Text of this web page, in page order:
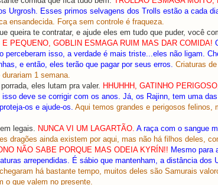
Urgrosh. Esses primos selvagens dos Trolls estão a cada
ensandecida. Força sem controle é fraqueza.
queira te contratar, e ajude eles em tudo que puder, você
PEQUENO, GOBLIN ESMAGA RUIM MAS DAR COMIDA!
isso, a verdade é mais triste...eles não ligam.
e então, eles terão que pagar por seus erros. Criaturas
durariam 1 semana.
eles lutam pra valer. HHUHHH, GATINHO
deve se corrigir com os anos. Já, os Rajinn, tem uma
os e ajude-os. Aqui temos grandes e perigosos felinos,
legais. NUNCA VI UM LAGARTÃO. A raça com o sangue
dragões ainda existem por aqui, mas não há filhos deles,
NÃO SABE PORQUE MAS ODEIA KYRÍN!! Mesmo para
arrependidas. É sábio que mantenham, a distância dos
há bastante tempo, muitos deles são Samurais
o que valem no presente.